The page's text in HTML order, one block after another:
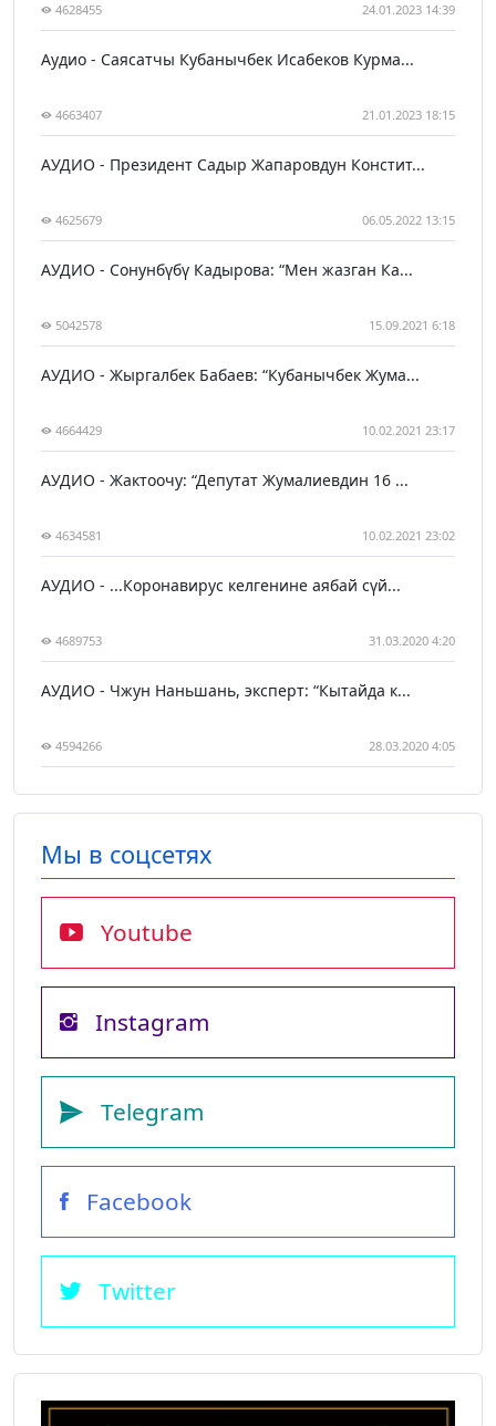
4628455 24.01.2023 14:39
Аудио - Саясатчы Кубанычбек Исабеков Курма...
4663407 21.01.2023 18:15
АУДИО - Президент Садыр Жапаровдун Констит...
4625679 06.05.2022 13:15
АУДИО - Сонунбүбү Кадырова: “Мен жазган Ка...
5042578 15.09.2021 6:18
АУДИО - Жыргалбек Бабаев: “Кубанычбек Жума...
4664429 10.02.2021 23:17
АУДИО - Жактоочу: “Депутат Жумалиевдин 16 ...
4634581 10.02.2021 23:02
АУДИО - ...Коронавирус келгенине аябай сүй...
4689753 31.03.2020 4:20
АУДИО - Чжун Наньшань, эксперт: “Кытайда к...
4594266 28.03.2020 4:05
Мы в соцсетях
Youtube
Instagram
Telegram
Facebook
Twitter